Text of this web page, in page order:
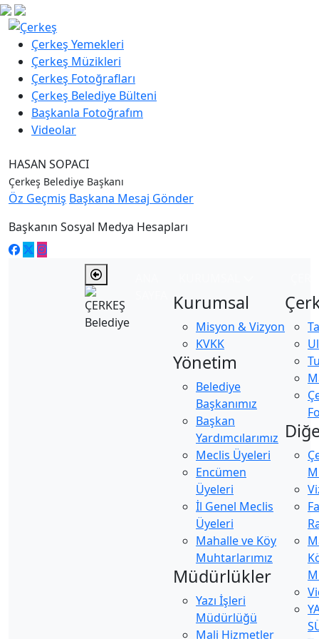
Çerkeş Yemekleri
Çerkeş Müzikleri
Çerkeş Fotoğrafları
Çerkeş Belediye Bülteni
Başkanla Fotoğrafım
Videolar
HASAN SOPACI
Çerkeş Belediye Başkanı
Öz Geçmiş Başkana Mesaj Gönder
Başkanın Sosyal Medya Hesapları
Kurumsal
Misyon & Vizyon
KVKK
Yönetim
Belediye
Başkanımız
Başkan
Yardımcılarımız
Meclis Üyeleri
Encümen
Üyeleri
İl Genel Meclis
Üyeleri
Mahalle ve Köy
Muhtarlarımız
Müdürlükler
Yazı İşleri
Müdürlüğü
Mali Hizmetler